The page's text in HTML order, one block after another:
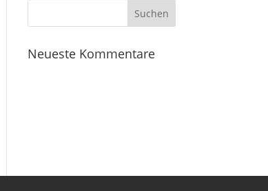
Neueste Kommentare